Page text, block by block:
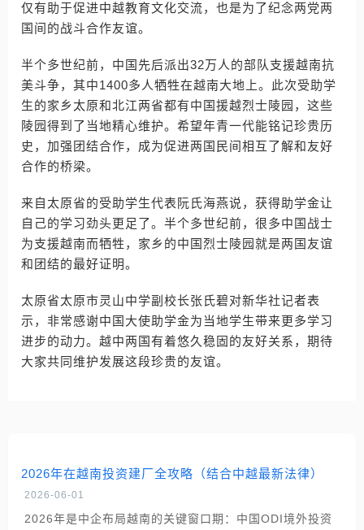
仅有助于促进中越教育文化交流，也是为了纪念两党两
国间的战斗合作友谊。
半个多世纪前，中国先后派出32万人的部队支援越南抗
美斗争，其中1400多人牺牲在越南大地上。此次受助学
生的家乡太原和北江两省都有中国援越烈士陵园，这些
陵园得到了当地精心维护。希望年青一代能铭记珍贵历
史，加强团结合作，成为促进两国民间相互了解和友好
合作的桥梁。
来自太原省的受助学生代表阮氏海燕说，获得助学金让
自己的学习劲头更足了。半个多世纪前，很多中国战士
为支援越南而牺牲，家乡的中国烈士陵园就是两国友谊
和团结的最好证明。
太原省太原市灵山中学副校长张氏碧对新华社记者表
示，非常感谢中国大使助学金为当地学生带来更多学习
进步的动力。越中两国有着悠久稳固的友好关系，期待
大家共同维护发展这段珍贵的友谊。
2026年在越南投资建厂全攻略（结合中越最新法律）
2026-06-01
2026年是中企布局越南的关键窗口期：中国ODI境外投资